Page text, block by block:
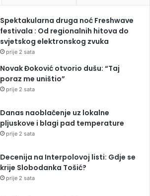
Spektakularna druga noć Freshwave
festivala : Od regionalnih hitova do
svjetskog elektronskog zvuka
prije 2 sata
Novak Đoković otvorio dušu: “Taj
poraz me uništio”
prije 2 sata
Danas naoblačenje uz lokalne
pljuskove i blagi pad temperature
prije 2 sata
Decenija na Interpolovoj listi: Gdje se
krije Slobodanka Tošić?
prije 2 sata